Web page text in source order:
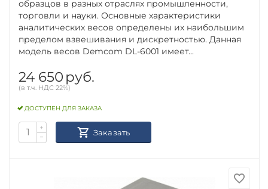
образцов в разных отраслях промышленности,
торговли и науки. Основные характеристики
аналитических весов определены их наибольшим
пределом взвешивания и дискретностью. Данная
модель весов Demcom DL-6001 имеет...
24 650 руб.
(в т.ч. НДС 22%)
ДОСТУПЕН ДЛЯ ЗАКАЗА
+
−
Заказать